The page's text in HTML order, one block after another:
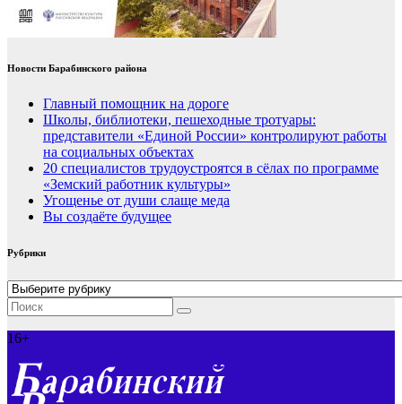
Новости Барабинского района
Главный помощник на дороге
Школы, библиотеки, пешеходные тротуары:
представители «Единой России» контролируют работы
на социальных объектах
20 специалистов трудоустроятся в сёлах по программе
«Земский работник культуры»
Угощенье от души слаще меда
Вы создаёте будущее
Рубрики
Рубрики
16+